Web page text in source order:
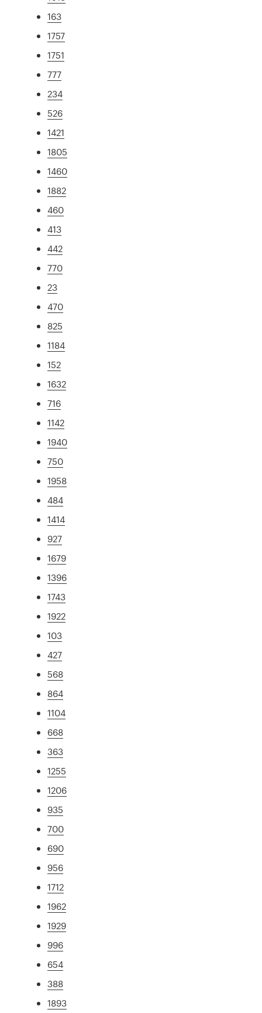
163
1757
1751
777
234
526
1421
1805
1460
1882
460
413
442
770
23
470
825
1184
152
1632
716
1142
1940
750
1958
484
1414
927
1679
1396
1743
1922
103
427
568
864
1104
668
363
1255
1206
935
700
690
956
1712
1962
1929
996
654
388
1893